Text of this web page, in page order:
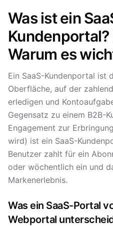
Was ist ein
Warum es
Ein SaaS-Kundenportal ist
Oberfläche, auf der
erledigen und
Gegensatz zu einem B2B-
Engagement zur
wird) ist ein SaaS-
Benutzer zahlt für ein
oder wöchentlich ein und
Markenerlebnis.
Was ein SaaS-Portal
Webportal